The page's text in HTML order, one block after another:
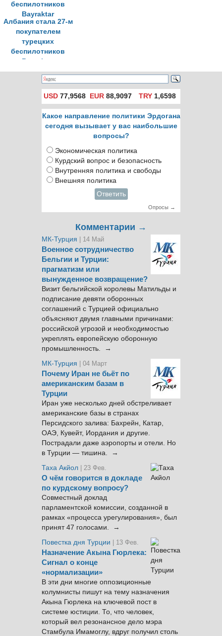
Албания стала 27-м
покупателем
турецких
беспилотников
Bayraktar
USD 77,9568 EUR 88,9097 TRY1,6598
Какое направление политики Эрдогана
сегодня вызывает у вас наибольшие
вопросы?
Экономическая политика
Курдский вопрос и безопасность
Внутренняя политика и свободы
Внешняя политика
Ответить
Опросы →
Комментарии →
МК-Турция | 14 Май
Военное сотрудничество
Бельгии и Турции:
прагматизм или
вынужденное возвращение?
Визит бельгийской королевы Матильды и
подписание девяти оборонных
соглашений с Турцией официально
объясняют двумя главными причинами:
российской угрозой и необходимостью
укреплять европейскую оборонную
промышленность. →
МК-Турция
| 04 Март
Почему Иран не бьёт по
американским базам в
Турции
Иран уже несколько дней обстреливает
американские базы в странах
Персидского залива: Бахрейн, Катар,
ОАЭ, Кувейт, Иордания и другие.
Пострадали даже аэропорты и отели. Но
в Турции — тишина. →
Таха Акйол | 23 Фев.
О чём говорится в докладе
по курдскому вопросу?
Совместный доклад
парламентской комиссии, созданной в
рамках «процесса урегулирования», был
принят 47 голосами. →
Повестка дня Турции
| 13 Фев.
Назначение Акына Гюрлека:
Сигнал о конце
«нормализации»
В эти дни многие оппозиционные
колумнисты пишут на тему назначения
Акына Гюрлека на ключевой пост в
системе юстиции. То, что человек,
который вел резонансное дело мэра
Стамбула Имамоглу, вдруг получил столь